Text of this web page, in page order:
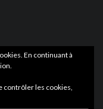
En continuant à
contrôler les cookies,